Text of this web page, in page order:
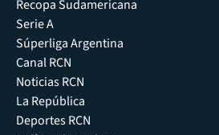
Recopa Sudamericana
Serie A
Súperliga Argentina
Canal RCN
Noticias RCN
La República
Deportes RCN